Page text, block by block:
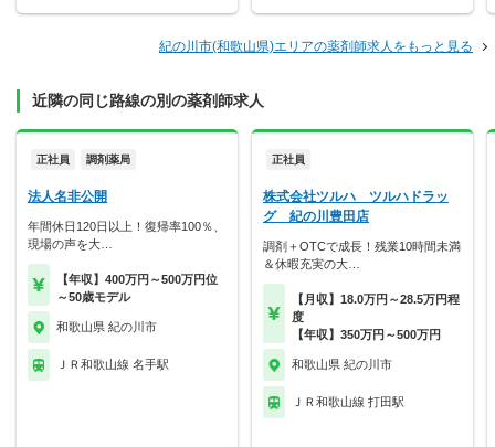
紀の川市(和歌山県)エリアの薬剤師求人をもっと見る
近隣の同じ路線の別の薬剤師求人
正社員 調剤薬局
法人名非公開
年間休日120日以上！復帰率100％、
現場の声を大…
【年収】400万円～500万円位
～50歳モデル
和歌山県 紀の川市
ＪＲ和歌山線 名手駅
正社員
株式会社ツルハ ツルハドラッ
グ 紀の川豊田店
調剤＋OTCで成長！残業10時間未満
＆休暇充実の大…
【月収】18.0万円～28.5万円程
度
【年収】350万円～500万円
和歌山県 紀の川市
ＪＲ和歌山線 打田駅